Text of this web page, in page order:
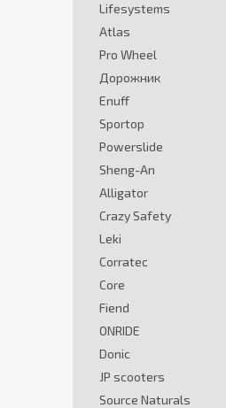
Lifesystems
Atlas
Pro Wheel
Дорожник
Enuff
Sportop
Powerslide
Sheng-An
Alligator
Crazy Safety
Leki
Corratec
Core
Fiend
ONRIDE
Donic
JP scooters
Source Naturals